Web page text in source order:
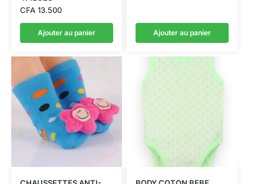
CFA13.500
Ajouter au panier Ajouter au panier